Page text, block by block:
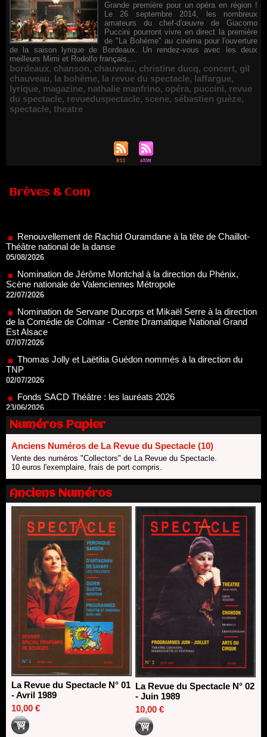
Grande première pour un opéra en région !
Le 26 septembre 2014, les nombreux
amateurs du chef-d'œuvre de Giacomo
Puccini pourront vivre en direct la première
de "La Bohème" au cinéma pour l'ouverture
de la saison lyrique de Bordeaux. Un rendez-vous avec les deux
meilleurs Mimi et Rodolfo français,...
bordeaux, chanson, chauveau, christine ducq, concert, gil
chauveau, la bohème, la revue du spectacle, laffargue,
lyrique, magazine, nathalie manfrino, opéra, puccini, revue
du spectacle, revueduspectacle, scene, sébastien guèze,
spectacle, theatre
Brèves & Com
Nomination de Jérôme Montchal à la direction du Phénix,
Scène nationale de Valenciennes Métropole
Nomination de Servane Ducorps et Mikaël Serre à la direction
de la Comédie de Colmar - Centre Dramatique National Grand
07/07/2026
Thomas Jolly et Laëtitia Guédon nommés à la direction du
TNP
Fonds SACD Théâtre : les lauréats 2026
23/06/2026
Dispositif ARTCENA Écrire pour le cirque, les lauréats 2026 !
20/06/2026
Le palmarès des prix SACD 2026
18/06/2026
Les 10 lauréats du Fonds Grandes Formes Théâtre 2026
SACD
13/06/2026
Nomination de Nathalie Garraud et Olivier Saccomano à la
direction du Théâtre de Gennevilliers - CDN
13/06/2026
Dispositif SACD Auteurs d'espaces : les lauréats 2026
18/03/2026
Numéros Papier
Anciens Numéros de La Revue du Spectacle (10)
Vente des numéros "Collectors" de La Revue du Spectacle.
10 euros l'exemplaire, frais de port compris.
Anciens Numéros
La Revue du Spectacle N° 01
- Avril 1989
10,00 €
La Revue du Spectacle N° 02
- Juin 1989
10,00 €